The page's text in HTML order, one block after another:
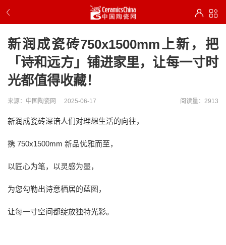
新润成瓷砖750x1500mm上新，把
「诗和远方」铺进家里，让每一寸时
光都值得收藏！
来源：中国陶瓷网 2025-06-17 阅读量：2913
新润成瓷砖深谙人们对理想生活的向往，
携 750x1500mm 新品优雅而至，
以匠心为笔，以灵感为墨，
为您勾勒出诗意栖居的蓝图，
让每一寸空间都绽放独特光彩。